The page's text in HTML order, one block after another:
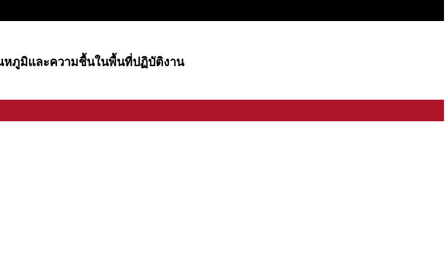
หภูมิและความชื้นในพื้นที่ปฏิบัติงาน